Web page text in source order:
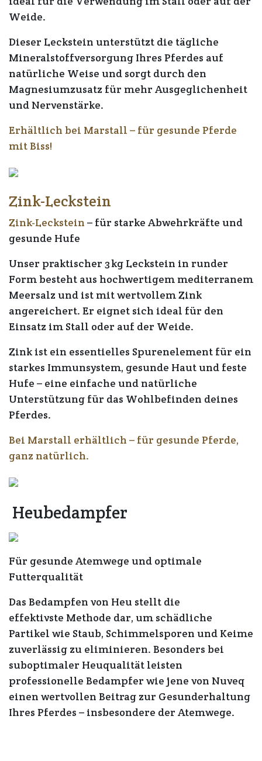
Weide.
Dieser Leckstein unterstützt die tägliche
Mineralstoffversorgung Ihres Pferdes auf
natürliche Weise und sorgt durch den
Magnesiumzusatz für mehr Ausgeglichenheit
und Nervenstärke.
Erhältlich bei Marstall – für gesunde Pferde
mit Biss!
Zink-Leckstein
Zink-Leckstein – für starke Abwehrkräfte und
gesunde Hufe
Unser praktischer 3 kg Leckstein in runder
Form besteht aus hochwertigem mediterranem
Meersalz und ist mitwertvollem Zink
angereichert. Er eignet sich ideal für den
Einsatz im Stall oder auf der Weide.
Zink ist ein essentielles Spurenelement für ein
starkes Immunsystem, gesunde Hautund feste
Hufe – eine einfache und natürliche
Unterstützung für das Wohlbefinden deines
Pferdes.
Bei Marstall erhältlich – für gesunde Pferde,
ganz natürlich.
Heubedampfer
Für gesunde Atemwege und optimale
Futterqualität
Das Bedampfen von Heu stellt die
effektivste Methode dar, um schädliche
Partikel wie Staub, Schimmelsporen und Keime
zuverlässig zu eliminieren. Besonders bei
suboptimaler Heuqualität leisten
professionelle Bedampfer wie jene von Nuveq
einen wertvollen Beitrag zur Gesunderhaltung
Ihres Pferdes – insbesondere der Atemwege.